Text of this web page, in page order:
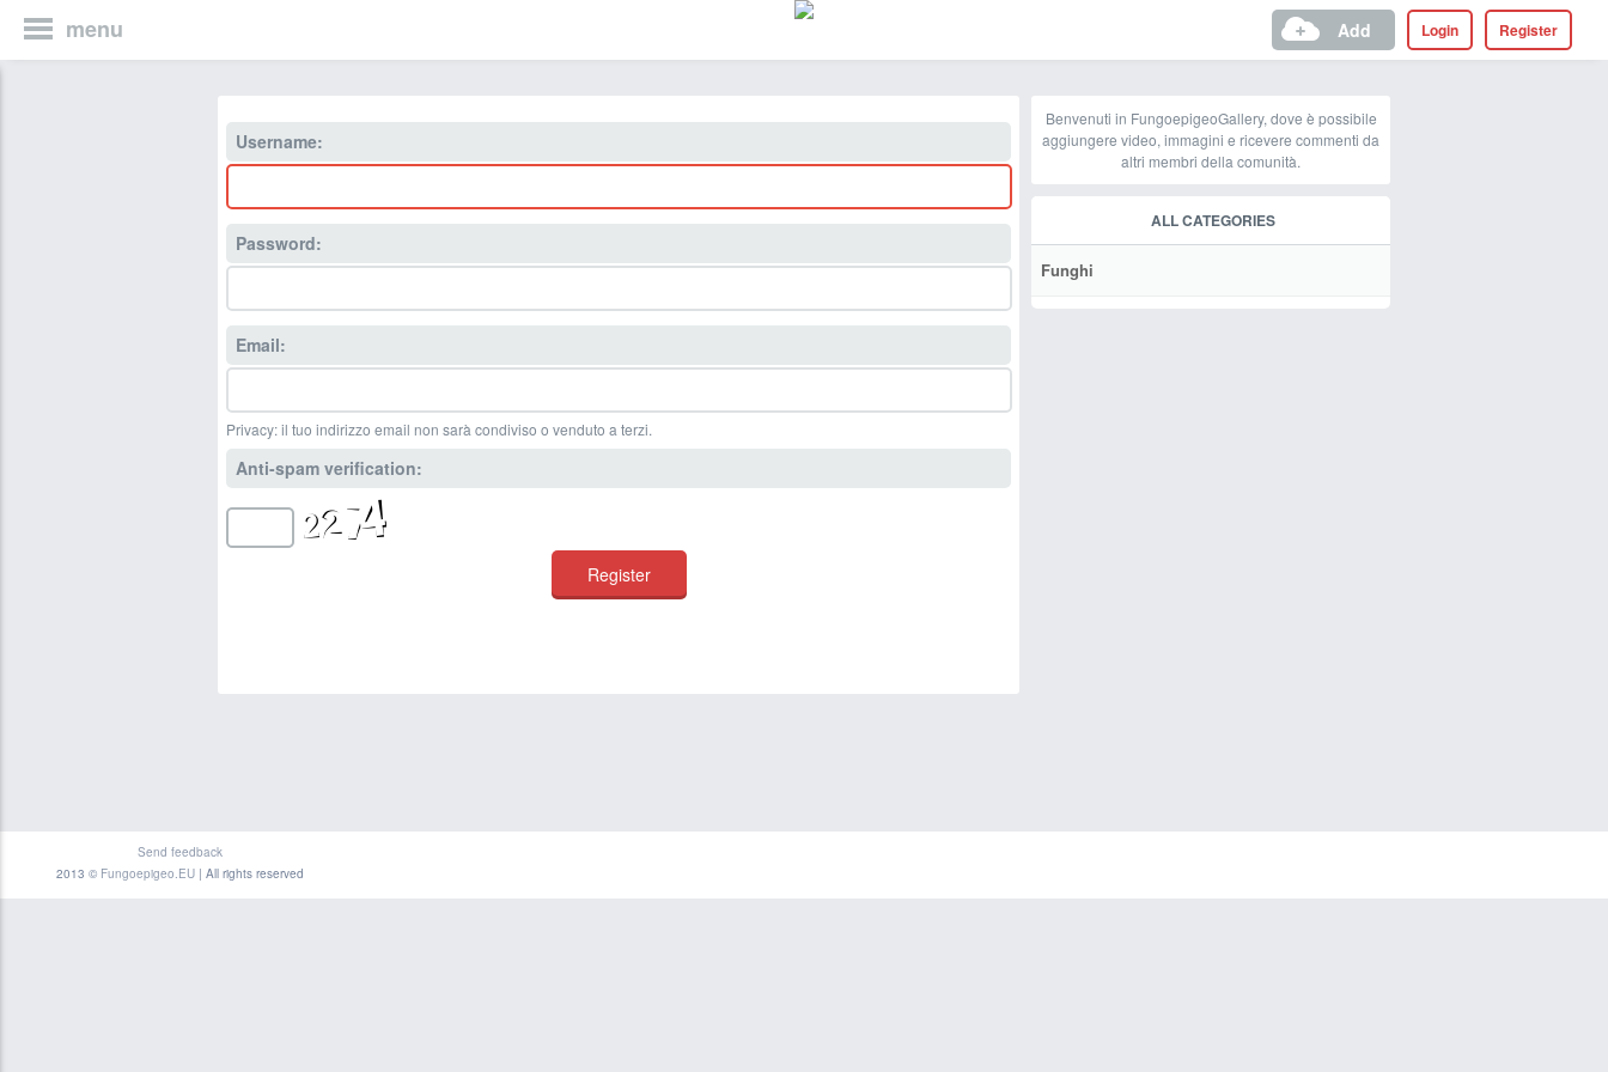
menu Register
Login
Add
Username:
Password:
Email:
Privacy: il tuo indirizzo email non sarà condiviso o venduto a terzi.
Anti-spam verification:
Benvenuti in FungoepigeoGallery, dove è possibile
aggiungere video, immagini e ricevere commenti da
altri membri della comunità.
ALL CATEGORIES
Funghi
Send feedback
2013 © Fungoepigeo.EU| All rights reserved